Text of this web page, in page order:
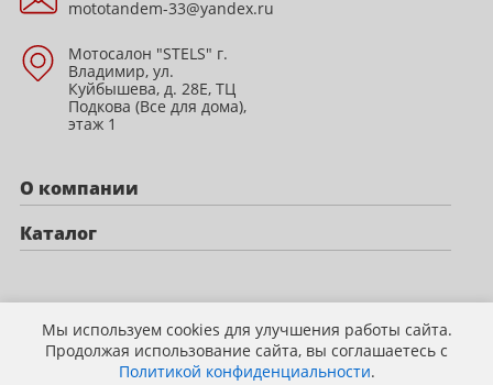
Мы используем cookies для улучшения работы сайта.
Продолжая использование сайта, вы соглашаетесь с
Политикой конфиденциальности.
mototandem-33@yandex.ru
Мотосалон "STELS" г.
Владимир, ул.
Куйбышева, д. 28Е, ТЦ
Подкова (Все для дома),
этаж 1
О компании
Каталог
Политика конфиденциальности
© 2009-2026 mototandem.ru